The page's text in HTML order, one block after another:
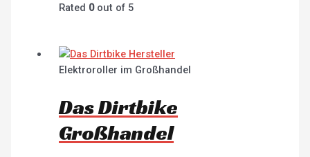
Rated 0out of 5
Elektroroller im Großhandel
Das Dirtbike
Großhandel